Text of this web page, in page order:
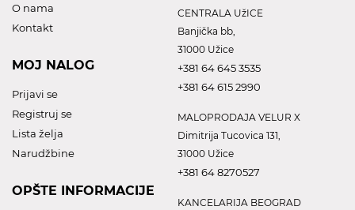
O nama
Kontakt
MOJ NALOG
Prijavi se
Registruj se
Lista želja
Narudžbine
OPŠTE INFORMACIJE
CENTRALA UžICE
Banjička bb,
31000 Užice
+381 64 645 3535
+381 64 615 2990
MALOPRODAJA VELUR X
Dimitrija Tucovica 131,
31000 Užice
+381 64 8270527
KANCELARIJA BEOGRAD